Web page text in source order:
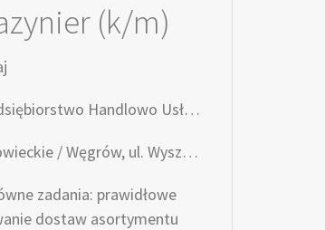
(k/m)
Przedsiębiorstwo Handlowo Usługowe TOPAZ
mazowieckie / Węgrów, ul. Wyszyńskiego 7
zadania: prawidłowe
dostaw asortymentu